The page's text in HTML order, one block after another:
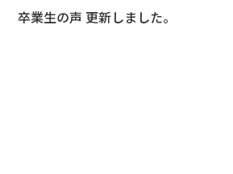
卒業生の声 更新しました。